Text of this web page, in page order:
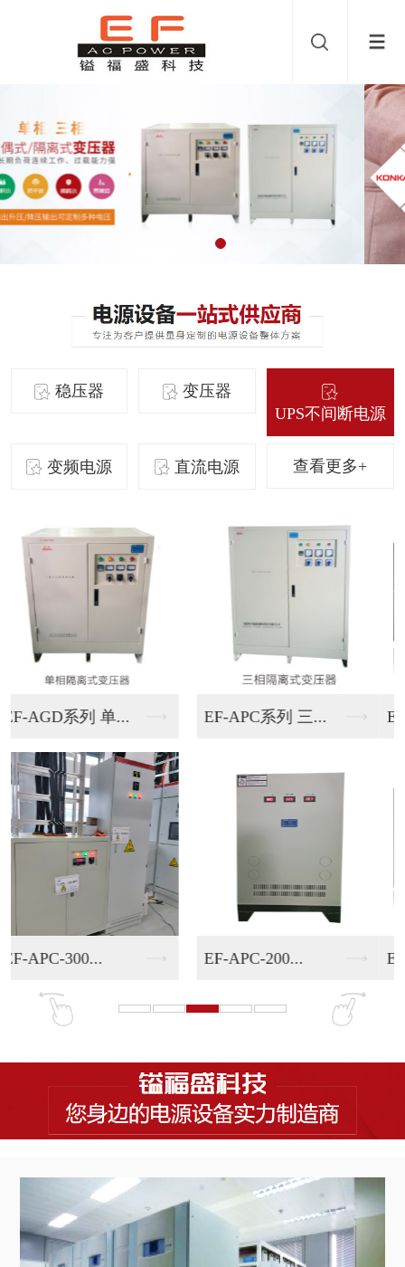
稳压器
变压器
UPS不间断电源
变频电源 直流电源 查看更多+
EF-AEN系列 单...
EF-AFN系列模块...